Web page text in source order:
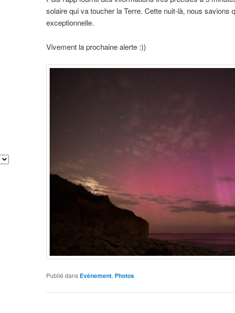
solaire qui va toucher la Terre. Cette nuit-là, nous savions
exceptionnelle.
Vivement la prochaine alerte :))
Publié dans Evénement, Photos